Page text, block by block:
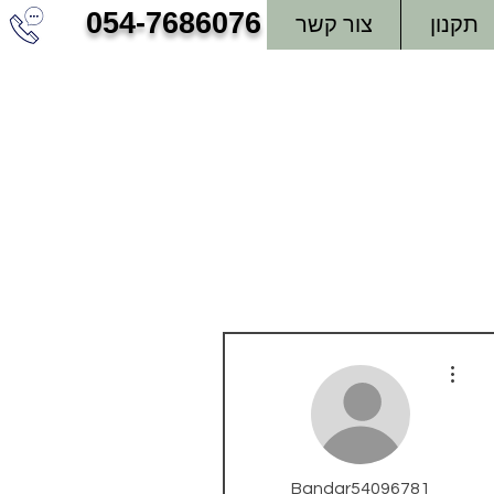
Bandar54096781
צור קשר תקנון 054-7686076